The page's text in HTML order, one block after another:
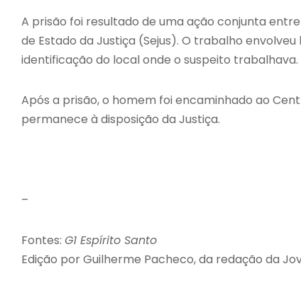
A prisão foi resultado de uma ação conjunta
de Estado da Justiça (Sejus). O trabalho
identificação do local onde o suspeito trabalhava.
Após a prisão, o homem foi encaminhado ao
permanece à disposição da Justiça.
–
Fontes: G1 Espírito Santo
Edição por Guilherme Pacheco, da redação da